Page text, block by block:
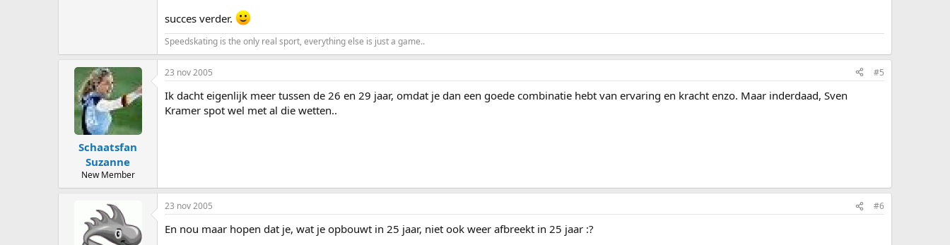
succes verder.
Speedskating is the only real sport, everything else is just a game..
Schaatsfan
Suzanne
New Member
23 nov 2005 #5
Ik dacht eigenlijk meer tussen de 26 en 29 jaar, omdat je dan een goede combinatie hebt van ervaring en kracht enzo. Maar inderdaad, Sven
Kramer spot wel met al die wetten..
23 nov 2005 #6
En nou maar hopen dat je, wat je opbouwt in 25 jaar, niet ook weer afbreekt in 25 jaar :?